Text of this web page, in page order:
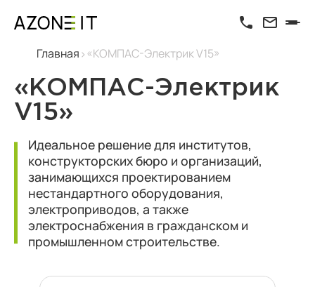
Главная «КОМПАС-Электрик V15»
«КОМПАС-Электрик
V15»
Идеальное решение для институтов,
конструкторских бюро и организаций,
занимающихся проектированием
нестандартного оборудования,
электроприводов, а также
электроснабжения в гражданском и
промышленном строительстве.